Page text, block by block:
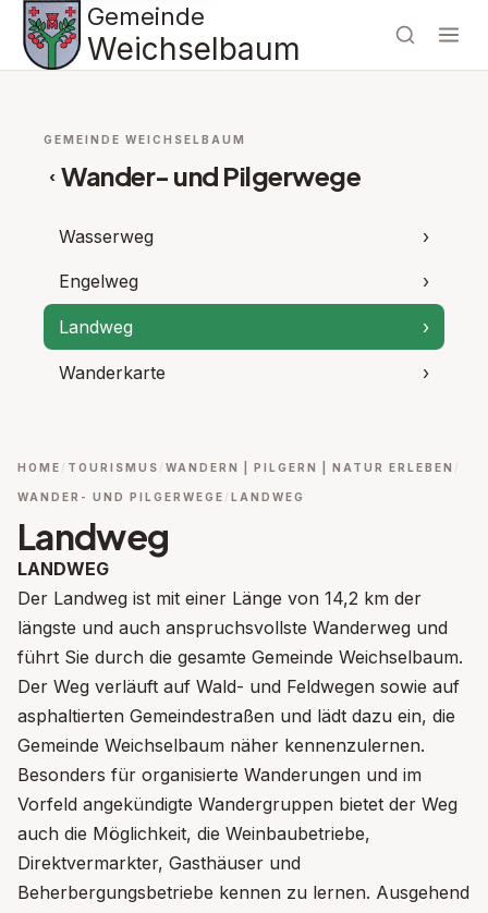
Gemeinde
Weichselbaum
GEMEINDE WEICHSELBAUM
‹ Wander- und Pilgerwege
Wasserweg ›
Engelweg ›
Landweg ›
Wanderkarte ›
HOME TOURISMUS WANDERN | PILGERN | NATUR ERLEBEN
WANDER- UND PILGERWEGE LANDWEG
Landweg
LANDWEG
Der Landweg ist mit einer Länge von 14,2 km der
längste und auch anspruchsvollste Wanderweg und
führt Sie durch die gesamte Gemeinde Weichselbaum.
Der Weg verläuft auf Wald- und Feldwegen sowie auf
asphaltierten Gemeindestraßen und lädt dazu ein, die
Gemeinde Weichselbaum näher kennenzulernen.
Besonders für organisierte Wanderungen und im
Vorfeld angekündigte Wandergruppen bietet der Weg
auch die Möglichkeit, die Weinbaubetriebe,
Direktvermarkter, Gasthäuser und
Beherbergungsbetriebe kennen zu lernen. Ausgehend